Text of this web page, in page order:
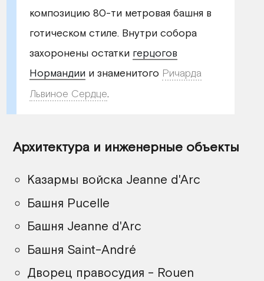
композицию 80-ти метровая башня в
готическом стиле. Внутри собора
захоронены остатки герцогов
Нормандиии знаменитого Ричарда
Львиное Сердце.
Архитектура и инженерные объекты
Казармы войска Jeanne d'Arc
Башня Pucelle
Башня Jeanne d'Arc
Башня Saint-André
Дворец правосудия - Rouen